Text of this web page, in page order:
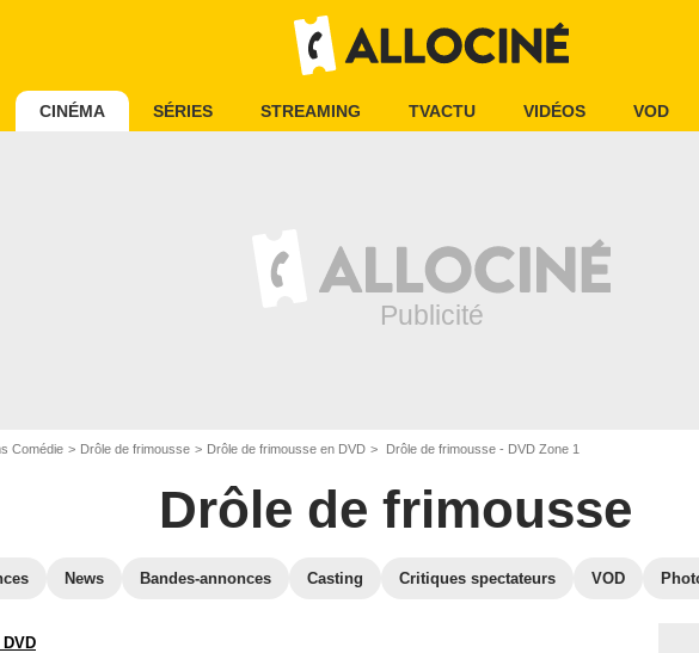
CINÉMA SÉRIES STREAMING TVACTU VIDÉOS VOD
Comédie Drôle de frimousse Drôle de frimousse en DVD Drôle de frimousse - DVD Zone 1
Drôle de frimousse
News Bandes-annonces Casting Critiques spectateurs VOD